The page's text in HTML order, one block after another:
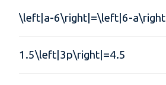
\left|a-6\right|=\left|6-a\right|
1.5\left|3p\right|=4.5